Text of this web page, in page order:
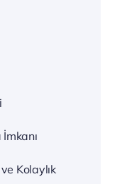
Kolaylık